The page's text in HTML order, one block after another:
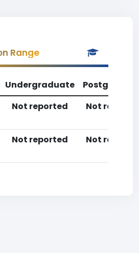
Range
Undergraduate
Not reported Not
Not reported Not